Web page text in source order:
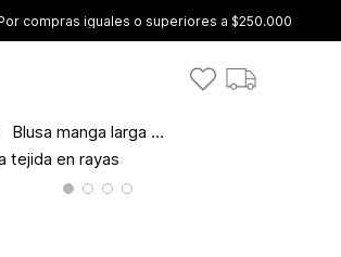
Por compras iguales o superiores a $250.000
blusas Blusa manga larga tejida en rayas